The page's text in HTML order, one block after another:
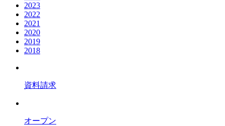
2023
2022
2021
2020
2019
2018
資料請求
オープン